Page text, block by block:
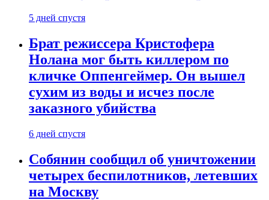
5 дней спустя
Брат режиссера Кристофера
Нолана мог быть киллером по
кличке Оппенгеймер. Он вышел
сухим из воды и исчез после
заказного убийства
6 дней спустя
Собянин сообщил об уничтожении
четырех беспилотников, летевших
на Москву